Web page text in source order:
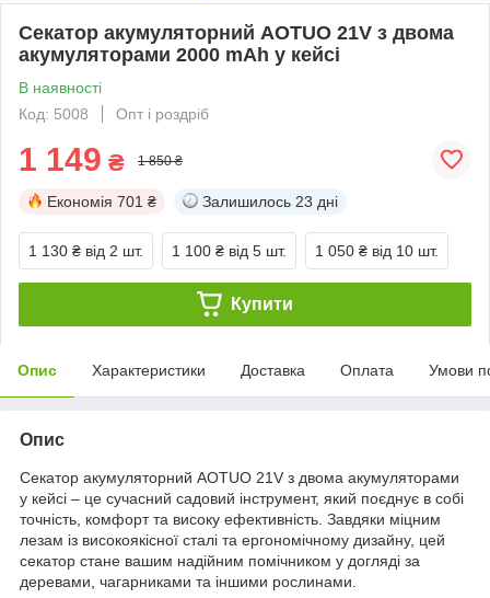
Секатор акумуляторний AOTUO 21V з двома
акумуляторами 2000 mAh у кейсі
В наявності
Код: 5008
Опт і роздріб
1 149 ₴ 1 850 ₴
Економія 701 ₴ Залишилось 23 дні
1 130 ₴ від 2 шт. 1 100 ₴ від 5 шт. 1 050 ₴ від 10 шт.
Купити
Опис Характеристики Доставка Оплата Умови
Опис
Секатор акумуляторний AOTUO 21V з двома акумуляторами
у кейсі – це сучасний садовий інструмент, який поєднує в собі
точність, комфорт та високу ефективність. Завдяки міцним
лезам із високоякісної сталі та ергономічному дизайну, цей
секатор стане вашим надійним помічником у догляді за
деревами, чагарниками та іншими рослинами.